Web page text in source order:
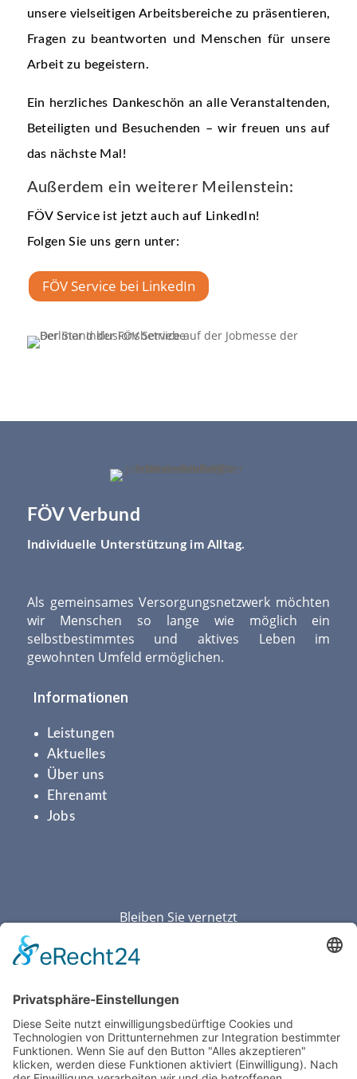
unsere vielseitigen Arbeitsbereiche zu präsentieren,
Fragen zu beantworten und Menschen für unsere
Arbeit zu begeistern.
Ein herzliches Dankeschön an alle Veranstaltenden,
Beteiligten und Besuchenden – wir freuen uns auf
das nächste Mal!
Außerdem ein weiterer Meilenstein:
FÖV Service ist jetzt auch auf LinkedIn!
Folgen Sie uns gern unter:
FÖV Service bei LinkedIn
FÖV Verbund
Individuelle Unterstützung im Alltag.
Als gemeinsames Versorgungsnetzwerk möchten
wir Menschen so lange wie möglich ein
selbstbestimmtes und aktives Leben im
gewohnten Umfeld ermöglichen.
Informationen
Leistungen
Aktuelles
Über uns
Ehrenamt
Jobs
Bleiben Sie vernetzt
Mitglied im Paritätischen Wohlfahrtsverband